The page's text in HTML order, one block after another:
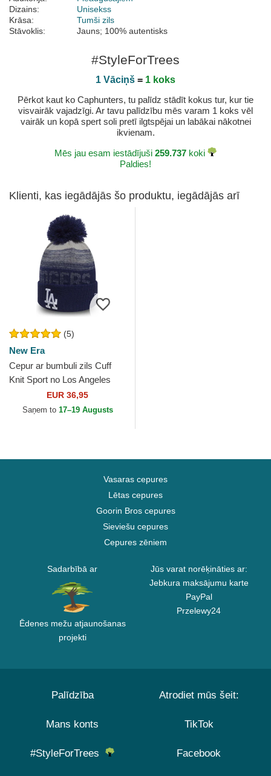
Dizains:
Unisekss
Krāsa:
Tumši zils
Stāvoklis:
Jauns; 100% autentisks
#StyleForTrees
1 Vāciņš = 1 koks
Pērkot kaut ko Caphunters, tu palīdz stādīt kokus tur, kur tie
visvairāk vajadzīgi. Ar tavu palīdzību mēs varam 1 koks vēl
vairāk un kopā spert soli pretī ilgtspējai un labākai nākotnei
ikvienam.
Mēs jau esam iestādījuši 259.737 koki
Paldies!
Klienti, kas iegādājās šo produktu, iegādājās arī
(5)
New Era
Cepur ar bumbuli zils Cuff
Knit Sport no Los Angeles
Dodgers MLB no New Era
EUR 36,95
Saņem to 17–19 Augusts
Vasaras cepures
Lētas cepures
Goorin Bros cepures
Sieviešu cepures
Cepures zēniem
Sadarbībā ar
Ēdenes mežu atjaunošanas
projekti
Jūs varat norēķināties ar:
Jebkura maksājumu karte
PayPal
Przelewy24
Palīdzība
Mans konts
#StyleForTrees
Atrodiet mūs šeit:
TikTok
Facebook